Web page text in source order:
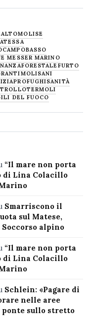
ALTOMOLISE
ATESSA
CAMPOBASSO
MESSER MARINO
FORESTALE FURTO
MOLISANI
PROFUGHISANITÀ
TERMOLI
DEL FUOCO
“Il mare non porta
di Lina Colacillo
Smarriscono il
sul Matese,
alpino
“Il mare non porta
di Lina Colacillo
Schlein: «Pagare di
nelle aree
sullo stretto